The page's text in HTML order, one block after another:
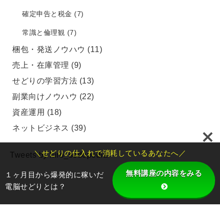
確定申告と税金 (7)
常識と倫理観 (7)
梱包・発送ノウハウ (11)
売上・在庫管理 (9)
せどりの学習方法 (13)
副業向けノウハウ (22)
資産運用 (18)
ネットビジネス (39)
Tweets by hiro_sedopedia
＼せどりの仕入れで消耗しているあなたへ／
１ヶ月目から爆発的に稼いだ
電脳せどりとは？
無料講座の内容をみる